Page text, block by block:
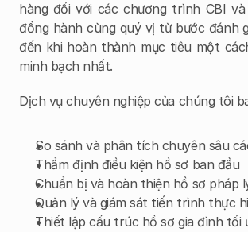
hàng đối với các chương trình CBI và
đồng hành cùng quý vị từ bước đánh
đến khi hoàn thành mục tiêu một
minh bạch nhất.
Dịch vụ chuyên nghiệp của chúng tôi
So sánh và phân tích chuyên sâu
Thẩm định điều kiện hồ sơ ban đầu
Chuẩn bị và hoàn thiện hồ sơ pháp
Quản lý và giám sát tiến trình thực
Thiết lập cấu trúc hồ sơ gia đình tối